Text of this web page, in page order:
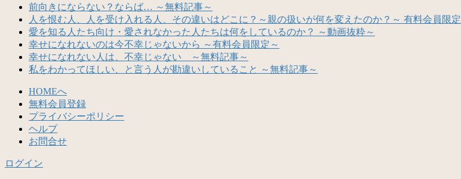
前向きにならない？ならば… ～無料記事～
人を恨む人、人を受け入れる人、その違いはどこに？～親の扱いが何を変えたのか？～ 有料会員限定
愛を知る人たち向け・愛されなかった人たちは何をしているのか？ ～動画抜粋～
幸せになれないのは今不幸じゃないから ～有料会員限定～
幸せになれない人は、不幸じゃない ～無料記事～
私をわかってほしい、と言う人が勘違いしていること ～無料記事～
HOMEへ
無料会員登録
プライバシーポリシー
ヘルプ
お問合せ
ログイン